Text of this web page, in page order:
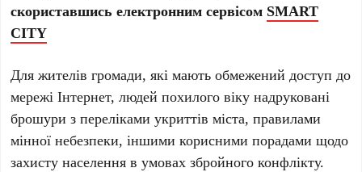
скориставшись електронним сервісом SMART
CITY
Для жителів громади, які мають обмежений доступ до
мережі Інтернет, людей похилого віку надруковані
брошури з переліками укриттів міста, правилами
мінної небезпеки, іншими корисними порадами щодо
захисту населення в умовах збройного конфлікту.